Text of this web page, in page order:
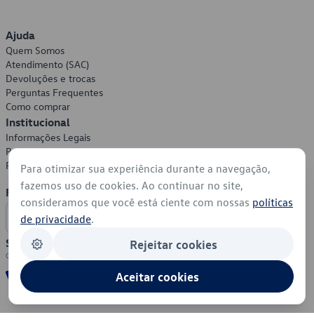
Ajuda
Quem Somos
Atendimento (SAC)
Devoluções e trocas
Perguntas Frequentes
Como comprar
Institucional
Informações Legais
Política de Privacidade
Política de Cookies
Formas de Pagamento
Segurança
Para otimizar sua experiência durante a navegação,
fazemos uso de cookies. Ao continuar no site,
consideramos que você está ciente com nossas políticas
de privacidade.
Rejeitar cookies
Aceitar cookies